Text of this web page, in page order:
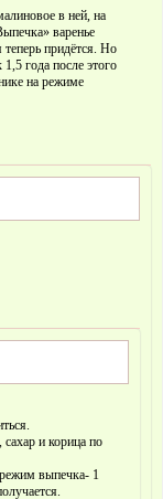
в ней, на
варенье
придётся. Но
года после этого
на режиме
и корица по
выпечка- 1